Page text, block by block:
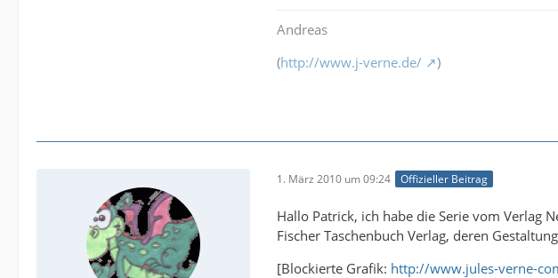
Andreas
(http://www.j-verne.de/ )
1. März 2010 um 09:24 Offizieller Beitrag
Hallo Patrick, ich habe die Serie vom Verlag
Fischer Taschenbuch Verlag, deren
[Blockierte Grafik: http://www.jules-verne-